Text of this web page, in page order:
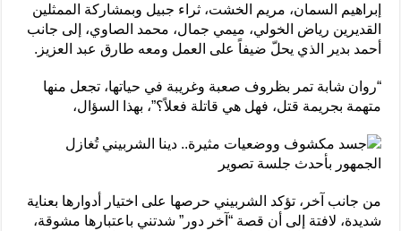
إبراهيم السمان، مريم الخشت، ثراء جبيل وبمشاركة الممثلين
القديرين رياض الخولي، ميمي جمال، محمد الصاوي، إلى جانب
أحمد بدير الذي يحلّ ضيفاً على العمل ومعه طارق عبد العزيز.
“روان شابة تمر بظروف صعبة وغريبة في حياتها، تجعل منها
متهمة بجريمة قتل، فهل هي قاتلة فعلاً؟”، بهذا السؤال،
من جانب آخر، تؤكد الشربيني حرصها على اختيار أدوارها بعناية
شديدة، لافتة إلى أن قصة “آخر دور” شدتني باعتبارها مشوقة،